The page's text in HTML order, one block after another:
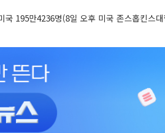
195만4236명(8일 오후 미국 존스홉킨스